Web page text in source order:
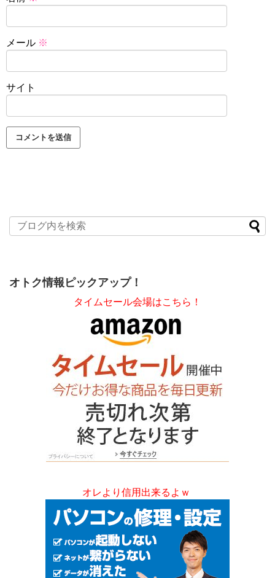
メール ※
サイト
オトク情報ピックアップ！
タイムセール会場はこちら！
オレより信用出来るよｗ